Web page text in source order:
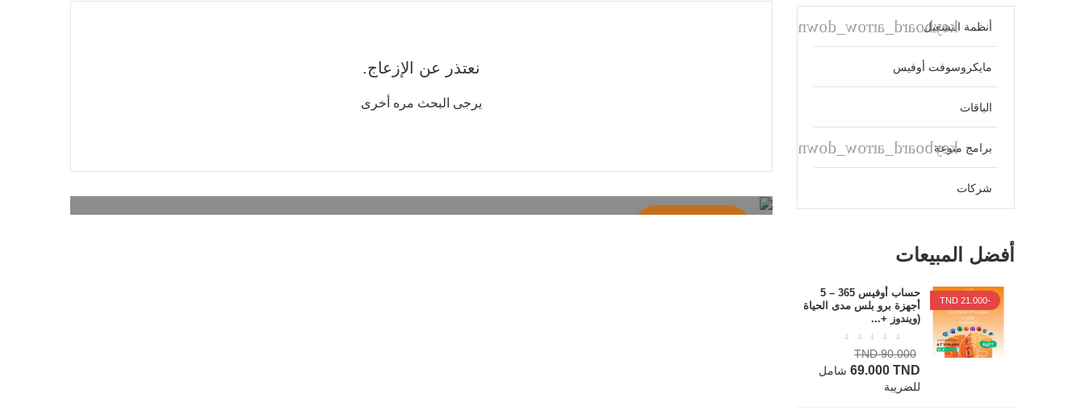
أنظمة التشغيلkeyboard_arrow_down
مايكروسوفت أوفيس
الباقات
برامج منوعةkeyboard_arrow_down
شركات
أفضل المبيعات
-21.000 TND
حساب أوفيس 365 – 5
أجهزة برو بلس مدى الحياة
(ويندوز +...
90.000 TND
69.000 TND شامل
للضريبة
نعتذر عن الإزعاج.
يرجى البحث مره أخرى
العروض والتخفيضات